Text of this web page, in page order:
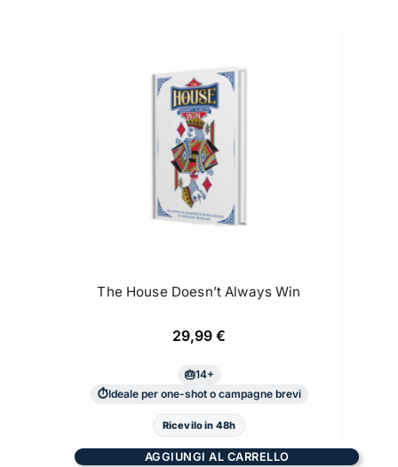
The House Doesn’t Always Win
29,99 €
14+
Ideale per one-shot o campagne brevi
Ricevilo in 48h
AGGIUNGI AL CARRELLO